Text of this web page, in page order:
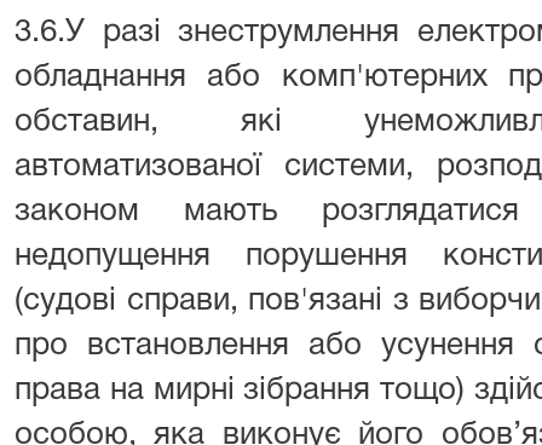
3.6.У разі знеструмлення
обладнання або комп'ютерних
обставин, які
автоматизованої системи,
законом мають
недопущення порушення
(судові справи, пов'язані з
про встановлення або усунення
права на мирні зібрання тощо)
особою, яка виконує його